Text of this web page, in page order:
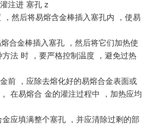
注进 塞孔 z
然后将易熔含金棒插入塞孔内 ，使易
合金棒插入塞孔 ，然后将它们加热使
法 时 ，要严格控制温度 ，避免过热
前 ，应除去熔化好的易熔合金表面或
在易熔合 金的灌注过程中 ，加热应均
应填满整个塞孔 ，并应清除过剩的部